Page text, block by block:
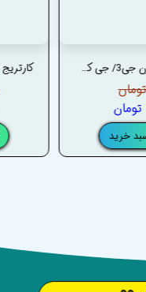
کارتریج یوول کالیبرن جی3/ جی کی 3 _ UWELL CALIBURN G3/ GK3 CARTRIDGES
خرید